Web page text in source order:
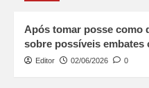
Após tomar posse como
sobre possíveis embates
Editor 02/06/2026 0